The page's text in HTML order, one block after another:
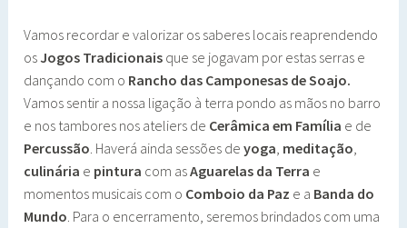
Vamos recordar e valorizar os saberes locais reaprendendo
osJogos Tradicionais que se jogavam por estas serras e
dançando com o Rancho das Camponesas de Soajo.
Vamos sentir a nossa ligação à terra pondo as mãos no barro
e nos tambores nos ateliers de Cerâmica em Família e de
Percussão . Haverá ainda sessões deyoga meditação
culinária e pintura com asAguarelas da Terra e
momentos musicais com o Comboio da Paz e a Banda do
Mundo . Para o encerramento, seremos brindados com uma